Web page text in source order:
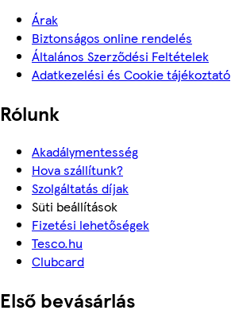
Árak
Biztonságos online rendelés
Általános Szerződési Feltételek
Adatkezelési és Cookie tájékoztató
Rólunk
Akadálymentesség
Hova szállítunk?
Szolgáltatás díjak
Süti beállítások
Fizetési lehetőségek
Tesco.hu
Clubcard
Első bevásárlás